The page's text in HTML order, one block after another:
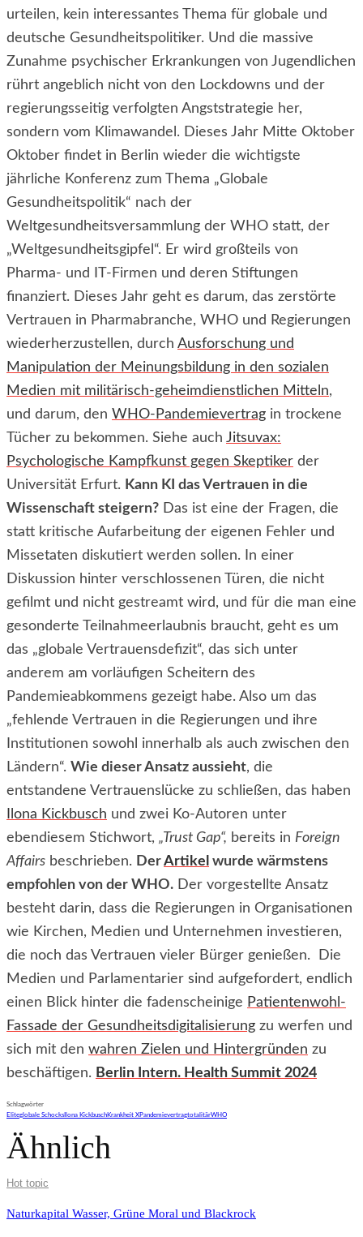
urteilen, kein interessantes Thema für globale und
deutsche Gesundheitspolitiker. Und die massive
Zunahme psychischer Erkrankungen von Jugendlichen
rührt angeblich nicht von den Lockdowns und der
regierungsseitig verfolgten Angststrategie her,
sondern vom Klimawandel. Dieses Jahr Mitte Oktober
Oktober findet in Berlin wieder die wichtigste
jährliche Konferenz zum Thema „Globale
Gesundheitspolitik“ nach der
Weltgesundheitsversammlung der WHO statt, der
„Weltgesundheitsgipfel“. Er wird großteils von
Pharma- und IT-Firmen und deren Stiftungen
finanziert. Dieses Jahr geht es darum, das zerstörte
Vertrauen in Pharmabranche, WHO und Regierungen
wiederherzustellen, durch Ausforschung und
Manipulation der Meinungsbildung in den sozialen
Medien mit militärisch-geheimdienstlichen Mitteln,
und darum, den WHO-Pandemievertrag in trockene
Tücher zu bekommen. Siehe auch Jitsuvax:
Psychologische Kampfkunst gegen Skeptiker der
Universität Erfurt. Kann KI das Vertrauen in die
Wissenschaft steigern? Das ist eine der Fragen, die
statt kritische Aufarbeitung der eigenen Fehler und
Missetaten diskutiert werden sollen. In einer
Diskussion hinter verschlossenen Türen, die nicht
gefilmt und nicht gestreamt wird, und für die man eine
gesonderte Teilnahmeerlaubnis braucht, geht es um
das „globale Vertrauensdefizit“, das sich unter
anderem am vorläufigen Scheitern des
Pandemieabkommens gezeigt habe. Also um das
„fehlende Vertrauen in die Regierungen und ihre
Institutionen sowohl innerhalb als auch zwischen den
Ländern“. Wie dieser Ansatz aussieht, die
entstandene Vertrauenslücke zu schließen, das haben
Ilona Kickbusch und zwei Ko-Autoren unter
ebendiesem Stichwort, „Trust Gap“, bereits in Foreign
Affairs beschrieben. DerArtikel wurde wärmstens
empfohlen von der WHO. Der vorgestellte Ansatz
besteht darin, dass die Regierungen in Organisationen
wie Kirchen, Medien und Unternehmen investieren,
die noch das Vertrauen vieler Bürger genießen. Die
Medien und Parlamentarier sind aufgefordert, endlich
einen Blick hinter die fadenscheinige Patientenwohl-
Fassade der Gesundheitsdigitalisierung zu werfen und
sich mit den wahren Zielen und Hintergründen zu
beschäftigen. Berlin Intern. Health Summit 2024
Schlagwörter
Eliteglobale Schocks Ilona KickbuschKrankheit XPandemievertragtotalitärWHO
Ähnlich
Hot topic
Naturkapital Wasser, Grüne Moral und Blackrock